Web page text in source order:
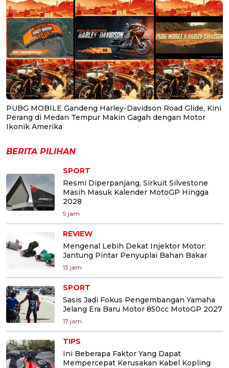
PUBG MOBILE Gandeng Harley-Davidson Road Glide, Kini
Perang di Medan Tempur Makin Gagah dengan Motor
Ikonik Amerika
BERITA PILIHAN
SPORT
Resmi Diperpanjang, Sirkuit Silvestone
Masih Masuk Kalender MotoGP Hingga
2028
9 jam
REVIEW
Mengenal Lebih Dekat Injektor Motor:
Jantung Pintar Penyuplai Bahan Bakar
13 jam
SPORT
Sasis Jadi Fokus Pengembangan Yamaha
Jelang Era Baru Motor 850cc MotoGP 2027
17 jam
TIPS
Ini Beberapa Faktor Yang Dapat
Mempercepat Kerusakan Kabel Kopling